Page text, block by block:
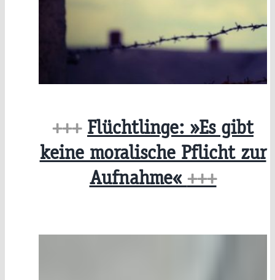
+++ Flüchtlinge: »Es gibt
keine moralische Pflicht zur
Aufnahme« +++